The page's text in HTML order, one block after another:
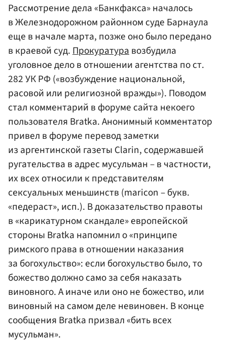
Рассмотрение дела «Банкфакса» началось
в Железнодорожном районном суде Барнаула
еще в начале марта, позже оно было передано
в краевой суд.Прокуратуравозбудила
уголовное дело в отношении агентства по ст.
282 УК РФ («возбуждение национальной,
расовой или религиозной вражды»). Поводом
стал комментарий в форуме сайта некоего
пользователя Bratka. Анонимный комментатор
привел в форуме перевод заметки
из аргентинской газеты Clarin, содержавшей
ругательства в адрес мусульман – в частности,
их всех относили к представителям
сексуальных меньшинств (maricon – букв.
«педераст», исп.). В доказательство правоты
в «карикатурном скандале» европейской
стороны Bratka напомнил о «принципе
римского права в отношении наказания
за богохульство»: если богохульство было, то
божество должно само за себя наказать
виновного. А иначе или оно не божество, или
виновный на самом деле невиновен. В конце
сообщения Bratka призвал «бить всех
мусульман».